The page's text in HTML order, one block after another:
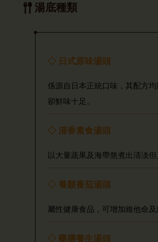
湯底種類
◇ 日式原味湯頭
係源自日本正統口味，其配方
卻鮮味十足。
◇ 清香素食湯頭
以大量蔬果及海帶熬煮出清淡
◇ 養顏番茄湯頭
屬性健康食品，可增加維他命
◇ 藥膳養生湯頭